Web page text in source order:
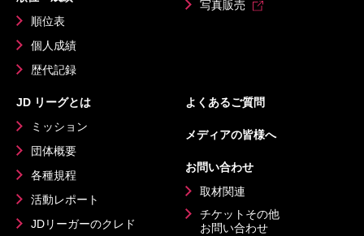
順位表
個人成績
歴代記録
写真販売
JD リーグとは
ミッション
団体概要
各種規程
活動レポート
JDリーガーのクレド
よくあるご質問
メディアの皆様へ
お問い合わせ
取材関連
チケットその他
お問い合わせ